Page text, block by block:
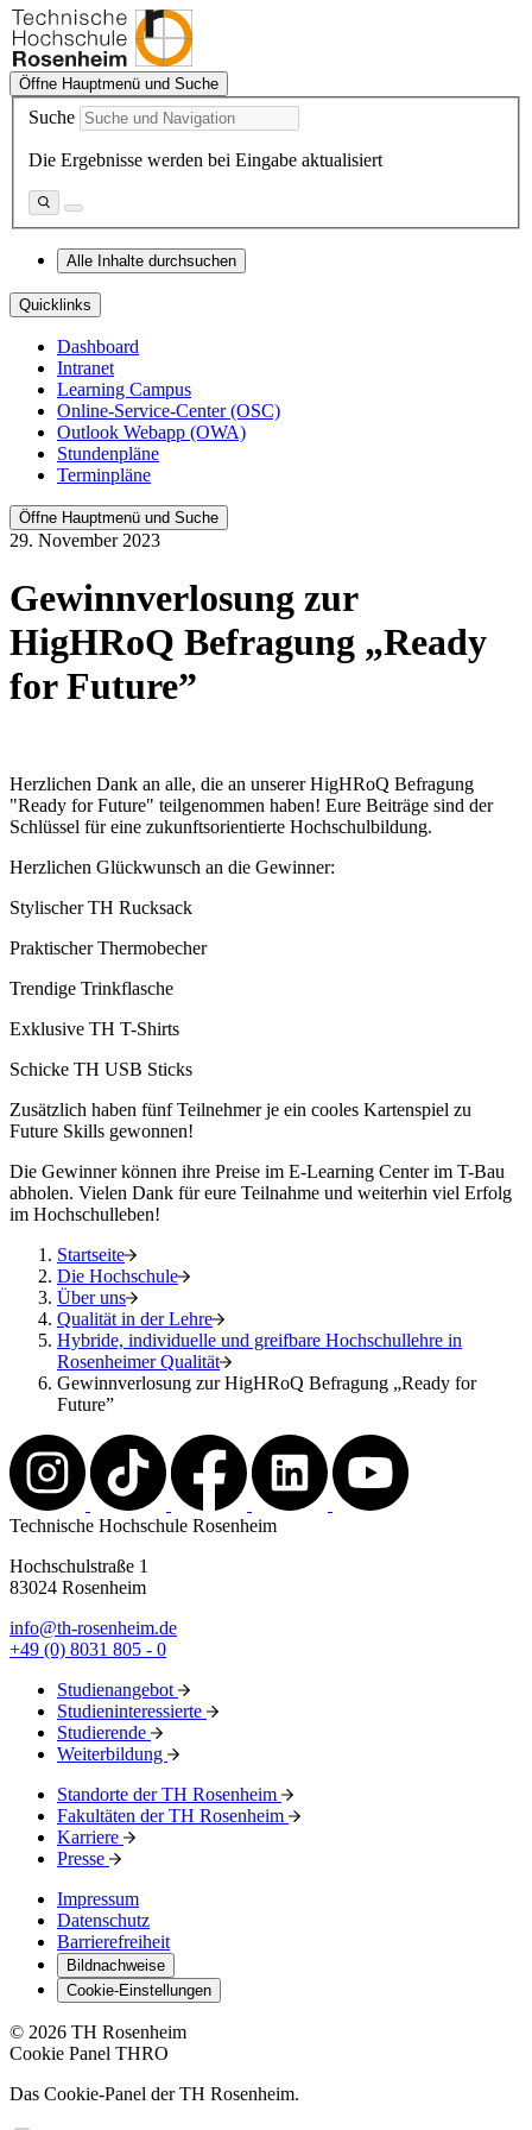
Öffne Hauptmenü und Suche
Suche
Die Ergebnisse werden bei Eingabe aktualisiert
Alle Inhalte durchsuchen
Quicklinks
Dashboard
Intranet
Learning Campus
Online-Service-Center (OSC)
Outlook Webapp (OWA)
Stundenpläne
Terminpläne
Öffne Hauptmenü und Suche
29. November 2023
Gewinnverlosung zur
HigHRoQ Befragung „Ready
for Future”
Herzlichen Dank an alle, die an unserer HigHRoQ Befragung
"Ready for Future" teilgenommen haben! Eure Beiträge sind der
Schlüssel für eine zukunftsorientierte Hochschulbildung.
Herzlichen Glückwunsch an die Gewinner:
Stylischer TH Rucksack
Praktischer Thermobecher
Trendige Trinkflasche
Exklusive TH T-Shirts
Schicke TH USB Sticks
Zusätzlich haben fünf Teilnehmer je ein cooles Kartenspiel zu
Future Skills gewonnen!
Die Gewinner können ihre Preise im E-Learning Center im T-Bau
abholen. Vielen Dank für eure Teilnahme und weiterhin viel Erfolg
im Hochschulleben!
Startseite
Die Hochschule
Über uns
Qualität in der Lehre
Hybride, individuelle und greifbare Hochschullehre in
Rosenheimer Qualität
Gewinnverlosung zur HigHRoQ Befragung „Ready for
Future”
Technische Hochschule Rosenheim
Hochschulstraße 1
83024 Rosenheim
info@th-rosenheim.de
+49 (0) 8031 805 - 0
Studienangebot
Studieninteressierte
Studierende
Weiterbildung
Standorte der TH Rosenheim
Fakultäten der TH Rosenheim
Karriere
Presse
Impressum
Datenschutz
Barrierefreiheit
Bildnachweise
Cookie-Einstellungen
© 2026 TH Rosenheim
Cookie Panel THRO
Das Cookie-Panel der TH Rosenheim.